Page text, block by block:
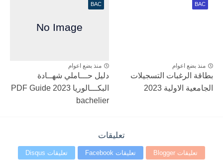
BAC
منذ بضع اعوام
بطاقة الرغبات التسجيلات
الجامعية الاولية 2023
BAC
منذ بضع اعوام
دليل حـــاملي شهــادة
البكـــالوريا 2023 PDF Guide
bachelier
تعليقات
تعليقات Blogger تعليقات Facebook تعليقات Disqus